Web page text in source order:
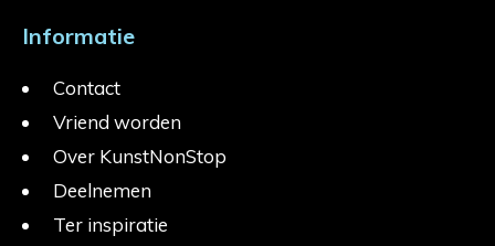
Informatie
Contact
Vriend worden
Over KunstNonStop
Deelnemen
Ter inspiratie